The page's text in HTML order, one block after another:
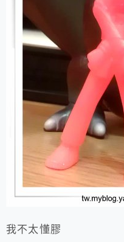
我不太懂膠